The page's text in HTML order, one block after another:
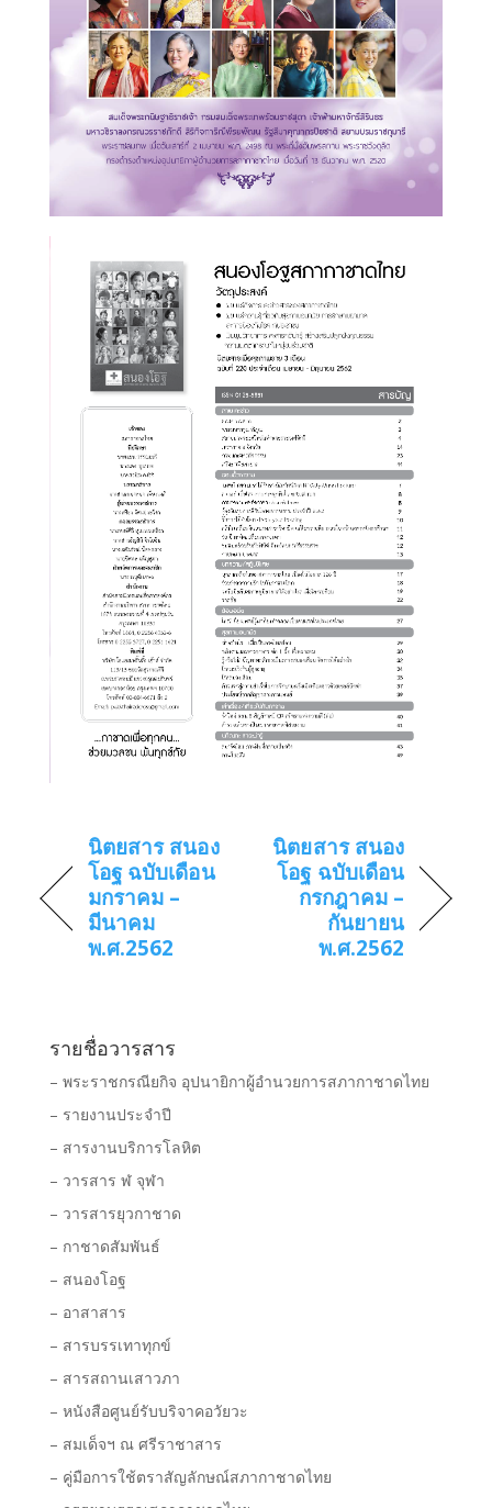
นิตยสาร สนอง
โอฐ ฉบับเดือน
มกราคม –
มีนาคม
พ.ศ.2562
นิตยสาร สนอง
โอฐ ฉบับเดือน
กรกฎาคม –
กันยายน
พ.ศ.2562
รายชื่อวารสาร
– พระราชกรณียกิจ อุปนายิกาผู้อำนวยการสภากาชาดไทย
– รายงานประจำปี
– สารงานบริการโลหิต
– วารสาร ฬ จุฬา
– วารสารยุวกาชาด
– กาชาดสัมพันธ์
– สนองโอฐ
– อาสาสาร
– สารบรรเทาทุกข์
– สารสถานเสาวภา
– หนังสือศูนย์รับบริจาคอวัยวะ
– สมเด็จฯ ณ ศรีราชาสาร
– คู่มือการใช้ตราสัญลักษณ์สภากาชาดไทย